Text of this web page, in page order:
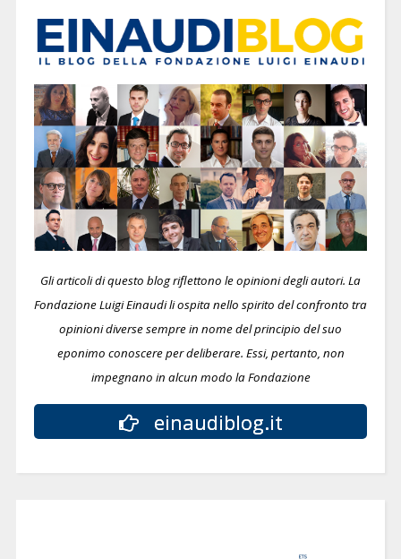
Gli articoli di questo blog riflettono le opinioni degli autori. La
Fondazione Luigi Einaudi li ospita nello spirito del confronto tra
opinioni diverse sempre in nome del principio del suo
eponimo conoscere per deliberare. Essi, pertanto, non
impegnano in alcun modo la Fondazione
einaudiblog.it